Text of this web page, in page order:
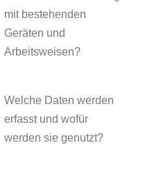
mit bestehenden
Geräten und
Arbeitsweisen?
Welche Daten werden
erfasst und wofür
werden sie genutzt?